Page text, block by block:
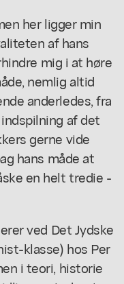
her ligger min
af hans
mig i at høre
nemlig altid
anderledes, fra
af det
gerne vide
hans måde at
en helt tredie -
ved Det Jydske
klasse) hos Per
i teori, historie